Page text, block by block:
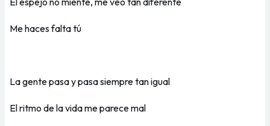
Me haces falta tú
La gente pasa y pasa siempre tan igual
El ritmo de la vida me parece mal